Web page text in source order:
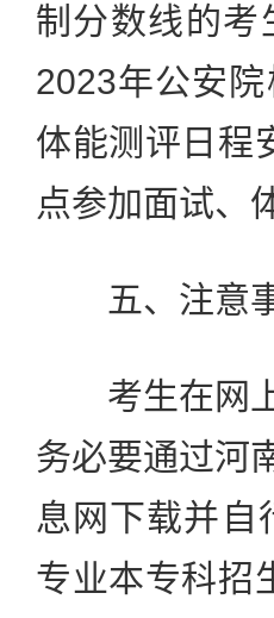
制分数线的考
2023年公安
体能测评日程
点参加面试、
五、注意
考生在网上
务必要通过河
息网下载并自
专业本专科招